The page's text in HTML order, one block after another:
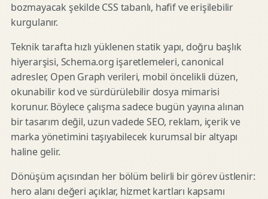
bozmayacak şekilde CSS tabanlı, hafif ve erişilebilir
kurgulanır.
Teknik tarafta hızlı yüklenen statik yapı, doğru başlık
hiyerarşisi, Schema.org işaretlemeleri, canonical
adresler, Open Graph verileri, mobil öncelikli düzen,
okunabilir kod ve sürdürülebilir dosya mimarisi
korunur. Böylece çalışma sadece bugün yayına alınan
bir tasarım değil, uzun vadede SEO, reklam, içerik ve
marka yönetimini taşıyabilecek kurumsal bir altyapı
haline gelir.
Dönüşüm açısından her bölüm belirli bir görev üstlenir:
hero alanı değeri açıklar, hizmet kartları kapsamı